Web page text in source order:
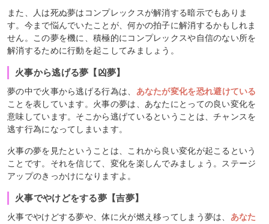
また、人は死ぬ夢はコンプレックスが解消する暗示でもありま
す。今まで悩んでいたことが、何かの拍子に解消するかもしれま
せん。この夢を機に、積極的にコンプレックスや自信のない所を
解消するために行動を起こしてみましょう。
火事から逃げる夢【凶夢】
夢の中で火事から逃げる行為は、 あなたが変化を恐れ避けている
ことを表しています。火事の夢は、あなたにとっての良い変化を
意味しています。そこから逃げているということは、チャンスを
逃す行為になってしまいます。
火事の夢を見たということは、これから良い変化が起こるという
ことです。それを信じて、変化を楽しんでみましょう。ステージ
アップのきっかけになりますよ。
火事でやけどをする夢【吉夢】
火事でやけどする夢や、体に火が燃え移ってしまう夢は、 あなた